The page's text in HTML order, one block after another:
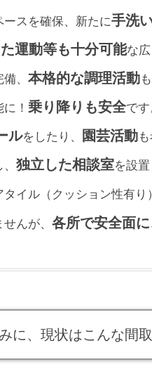
スを確保、新たに手洗
運動等も十分可能な広
備、本格的な調理活動
に！乗り降りも安全です
ルをしたり、 園芸活動
、独立した相談室を設置
イル（クッション性有り
せんが、各所で安全面
に、現状はこんな間